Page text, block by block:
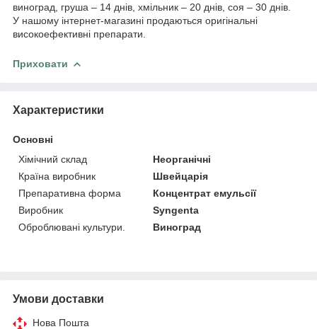
виноград, груша – 14 днів, хмільник – 20 днів, соя – 30 днів.
У нашому інтернет-магазині продаються оригінальні
високоефективні препарати.
Приховати
Характеристики
Основні
Хімічний склад
Неорганічні
Країна виробник
Швейцарія
Препаративна форма
Концентрат емульсії
Виробник
Syngenta
Оброблювані культури.
Виноград
Умови доставки
Нова Пошта